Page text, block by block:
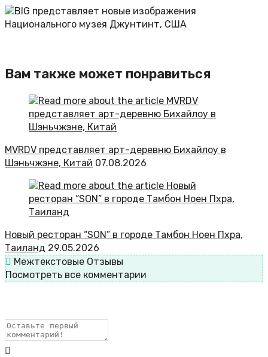
Вам также может понравиться
MVRDV представляет арт-деревню Бихайлоу в
Шэньчжэне, Китай 07.08.2026
Новый ресторан “SON” в городе Тамбон Ноен Пхра,
Таиланд 29.05.2026
Межтекстовые Отзывы
Посмотреть все комментарии